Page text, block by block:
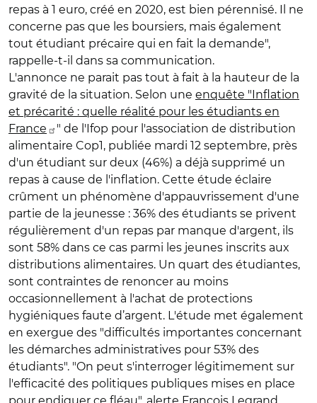
repas à 1 euro, créé en 2020, est bien pérennisé. Il ne
concerne pas que les boursiers, mais également
tout étudiant précaire qui en fait la demande",
rappelle-t-il dans sa communication.
L'annonce ne parait pas tout à fait à la hauteur de la
gravité de la situation. Selon une enquête "Inflation
et précarité : quelle réalité pour les étudiants en
France
" de l'Ifop pour l'association de distribution
alimentaire Cop1, publiée mardi 12 septembre, près
d'un étudiant sur deux (46%) a déjà supprimé un
repas à cause de l'inflation. Cette étude éclaire
crûment un phénomène d'appauvrissement d'une
partie de la jeunesse : 36% des étudiants se privent
régulièrement d'un repas par manque d'argent, ils
sont 58% dans ce cas parmi les jeunes inscrits aux
distributions alimentaires. Un quart des étudiantes,
sont contraintes de renoncer au moins
occasionnellement à l'achat de protections
hygiéniques faute d’argent. L'étude met également
en exergue des "difficultés importantes concernant
les démarches administratives pour 53% des
étudiants". "On peut s'interroger légitimement sur
l'efficacité des politiques publiques mises en place